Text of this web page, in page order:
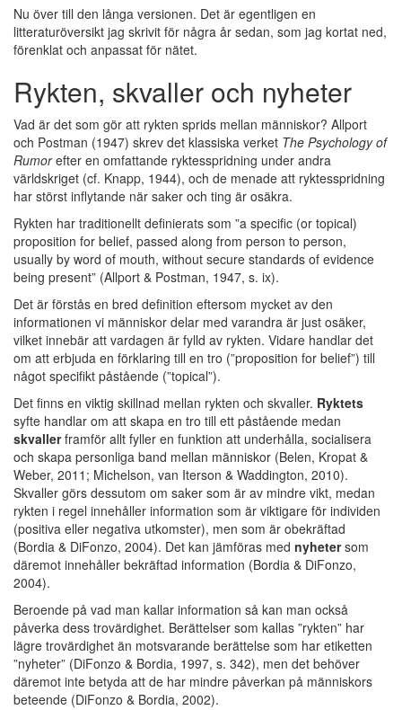
Nu över till den långa versionen. Det är egentligen en
litteraturöversikt jag skrivit för några år sedan, som jag kortat ned,
förenklat och anpassat för nätet.
Rykten, skvaller och nyheter
Vad är det som gör att rykten sprids mellan människor? Allport
och Postman (1947) skrev det klassiska verket The Psychology of
Rumorefter en omfattande ryktesspridning under andra
världskriget (cf. Knapp, 1944), och de menade att ryktesspridning
har störst inflytande när saker och ting är osäkra.
Rykten har traditionellt definierats som ”a specific (or topical)
proposition for belief, passed along from person to person,
usually by word of mouth, without secure standards of evidence
being present” (Allport & Postman, 1947, s. ix).
Det är förstås en bred definition eftersom mycket av den
informationen vi människor delar med varandra är just osäker,
vilket innebär att vardagen är fylld av rykten. Vidare handlar det
om att erbjuda en förklaring till en tro (”proposition for belief”) till
något specifikt påstående (”topical”).
Det finns en viktig skillnad mellan rykten och skvaller. Ryktets
syfte handlar om att skapa en tro till ett påstående medan
skvallerframför allt fyller en funktion att underhålla, socialisera
och skapa personliga band mellan människor (Belen, Kropat &
Weber, 2011; Michelson, van Iterson & Waddington, 2010).
Skvaller görs dessutom om saker som är av mindre vikt, medan
rykten i regel innehåller information som är viktigare för individen
(positiva eller negativa utkomster), men som är obekräftad
(Bordia & DiFonzo, 2004). Det kan jämföras med nyhetersom
däremot innehåller bekräftad information (Bordia & DiFonzo,
2004).
Beroende på vad man kallar information så kan man också
påverka dess trovärdighet. Berättelser som kallas ”rykten” har
lägre trovärdighet än motsvarande berättelse som har etiketten
”nyheter” (DiFonzo & Bordia, 1997, s. 342), men det behöver
däremot inte betyda att de har mindre påverkan på människors
beteende (DiFonzo & Bordia, 2002).